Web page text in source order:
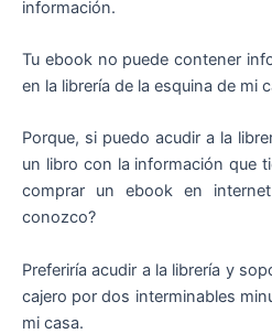
información.
Tu ebook no puede contener
en la librería de la esquina de mi
Porque, si puedo acudir a la
un libro con la información que
comprar un ebook en
conozco?
Preferiría acudir a la librería y
cajero por dos interminables
mi casa.